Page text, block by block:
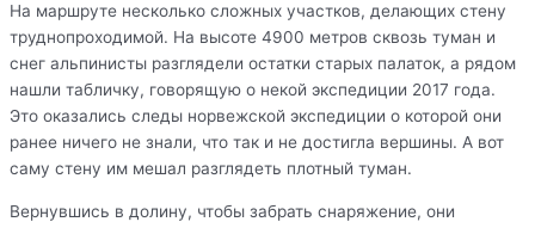
На маршруте несколько сложных участков, делающих стену
труднопроходимой. На высоте 4900 метров сквозь туман и
снег альпинисты разглядели остатки старых палаток, а рядом
нашли табличку, говорящую о некой экспедиции 2017 года.
Это оказались следы норвежской экспедиции о которой они
ранее ничего не знали, что так и не достигла вершины. А вот
саму стену им мешал разглядеть плотный туман.
Вернувшись в долину, чтобы забрать снаряжение, они